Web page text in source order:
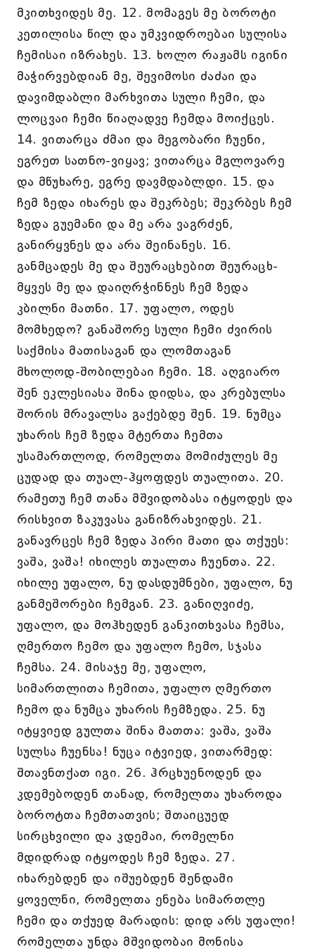
მკითხვიდეს მე. 12. მომაგეს მე ბოროტი
კეთილისა წილ და უმკვიდროებაი სულისა
ჩემისაი იზრახეს. 13. ხოლო რაჟამს იგინი
მაჭირვებდიან მე, შევიმოსი ძაძაი და
დავიმდაბლი მარხვითა სული ჩემი, და
ლოცვაი ჩემი წიაღადვე ჩემდა მოიქცეს.
14. ვითარცა ძმაი და მეგობარი ჩუენი,
ეგრეთ სათნო-ვიყავ; ვითარცა მგლოვარე
და მწუხარე, ეგრე დავმდაბლდი. 15. და
ჩემ ზედა იხარეს და შეკრბეს; შეკრბეს ჩემ
ზედა გუემანი და მე არა ვაგრძენ,
განირყვნეს და არა შეინანეს. 16.
განმცადეს მე და შეურაცხებით შეურაცხ-
მყვეს მე და დაიღრჭინნეს ჩემ ზედა
კბილნი მათნი. 17. უფალო, ოდეს
მომხედო? განაშორე სული ჩემი ძვირის
საქმისა მათისაგან და ლომთაგან
მხოლოდ-შობილებაი ჩემი. 18. აღგიარო
შენ ეკლესიასა შინა დიდსა, და კრებულსა
შორის მრავალსა გაქებდე შენ. 19. ნუმცა
უხარის ჩემ ზედა მტერთა ჩემთა
უსამართლოდ, რომელთა მომიძულეს მე
ცუდად და თუალ-ჰყოფდეს თუალითა. 20.
რამეთუ ჩემ თანა მშვიდობასა იტყოდეს და
რისხვით ზაკუვასა განიზრახვიდეს. 21.
განავრცეს ჩემ ზედა პირი მათი და თქუეს:
ვაშა, ვაშა! იხილეს თუალთა ჩუენთა. 22.
იხილე უფალო, ნუ დასდუმნები, უფალო, ნუ
განმეშორები ჩემგან. 23. განიღვიძე,
უფალო, და მოჰხედენ განკითხვასა ჩემსა,
ღმერთო ჩემო და უფალო ჩემო, სჯასა
ჩემსა. 24. მისაჯე მე, უფალო,
სიმართლითა ჩემითა, უფალო ღმერთო
ჩემო და ნუმცა უხარის ჩემზედა. 25. ნუ
იტყვიედ გულთა შინა მათთა: ვაშა, ვაშა
სულსა ჩუენსა! ნუცა იტვიედ, ვითარმედ:
შთავნთქათ იგი. 26. ჰრცხუენოდენ და
კდემებოდენ თანად, რომელთა უხაროდა
ბოროტთა ჩემთათვის; შთაიცუედ
სირცხვილი და კდემაი, რომელნი
მდიდრად იტყოდეს ჩემ ზედა. 27.
იხარებდენ და იშუებდენ შენდამი
ყოველნი, რომელთა ენება სიმართლე
ჩემი და თქუედ მარადის: დიდ არს უფალი!
რომელთა უნდა მშვიდობაი მონისა